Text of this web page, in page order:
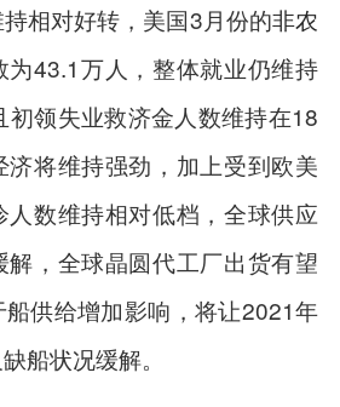
相对好转，美国3月份的非农
为43.1万人，整体就业仍维持
领失业救济金人数维持在18
将维持强劲，加上受到欧美
数维持相对低档，全球供应
，全球晶圆代工厂出货有望
供给增加影响，将让2021年
船状况缓解。